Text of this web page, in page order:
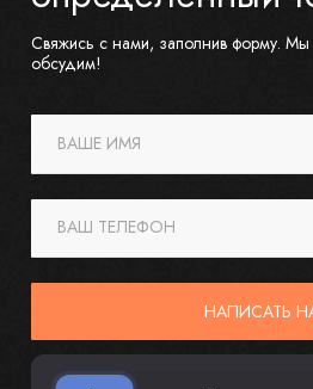
Свяжись с нами, заполнив форму. Мы
обсудим!
ВАШЕ ИМЯ
ВАШ ТЕЛЕФОН
НАПИСАТЬ